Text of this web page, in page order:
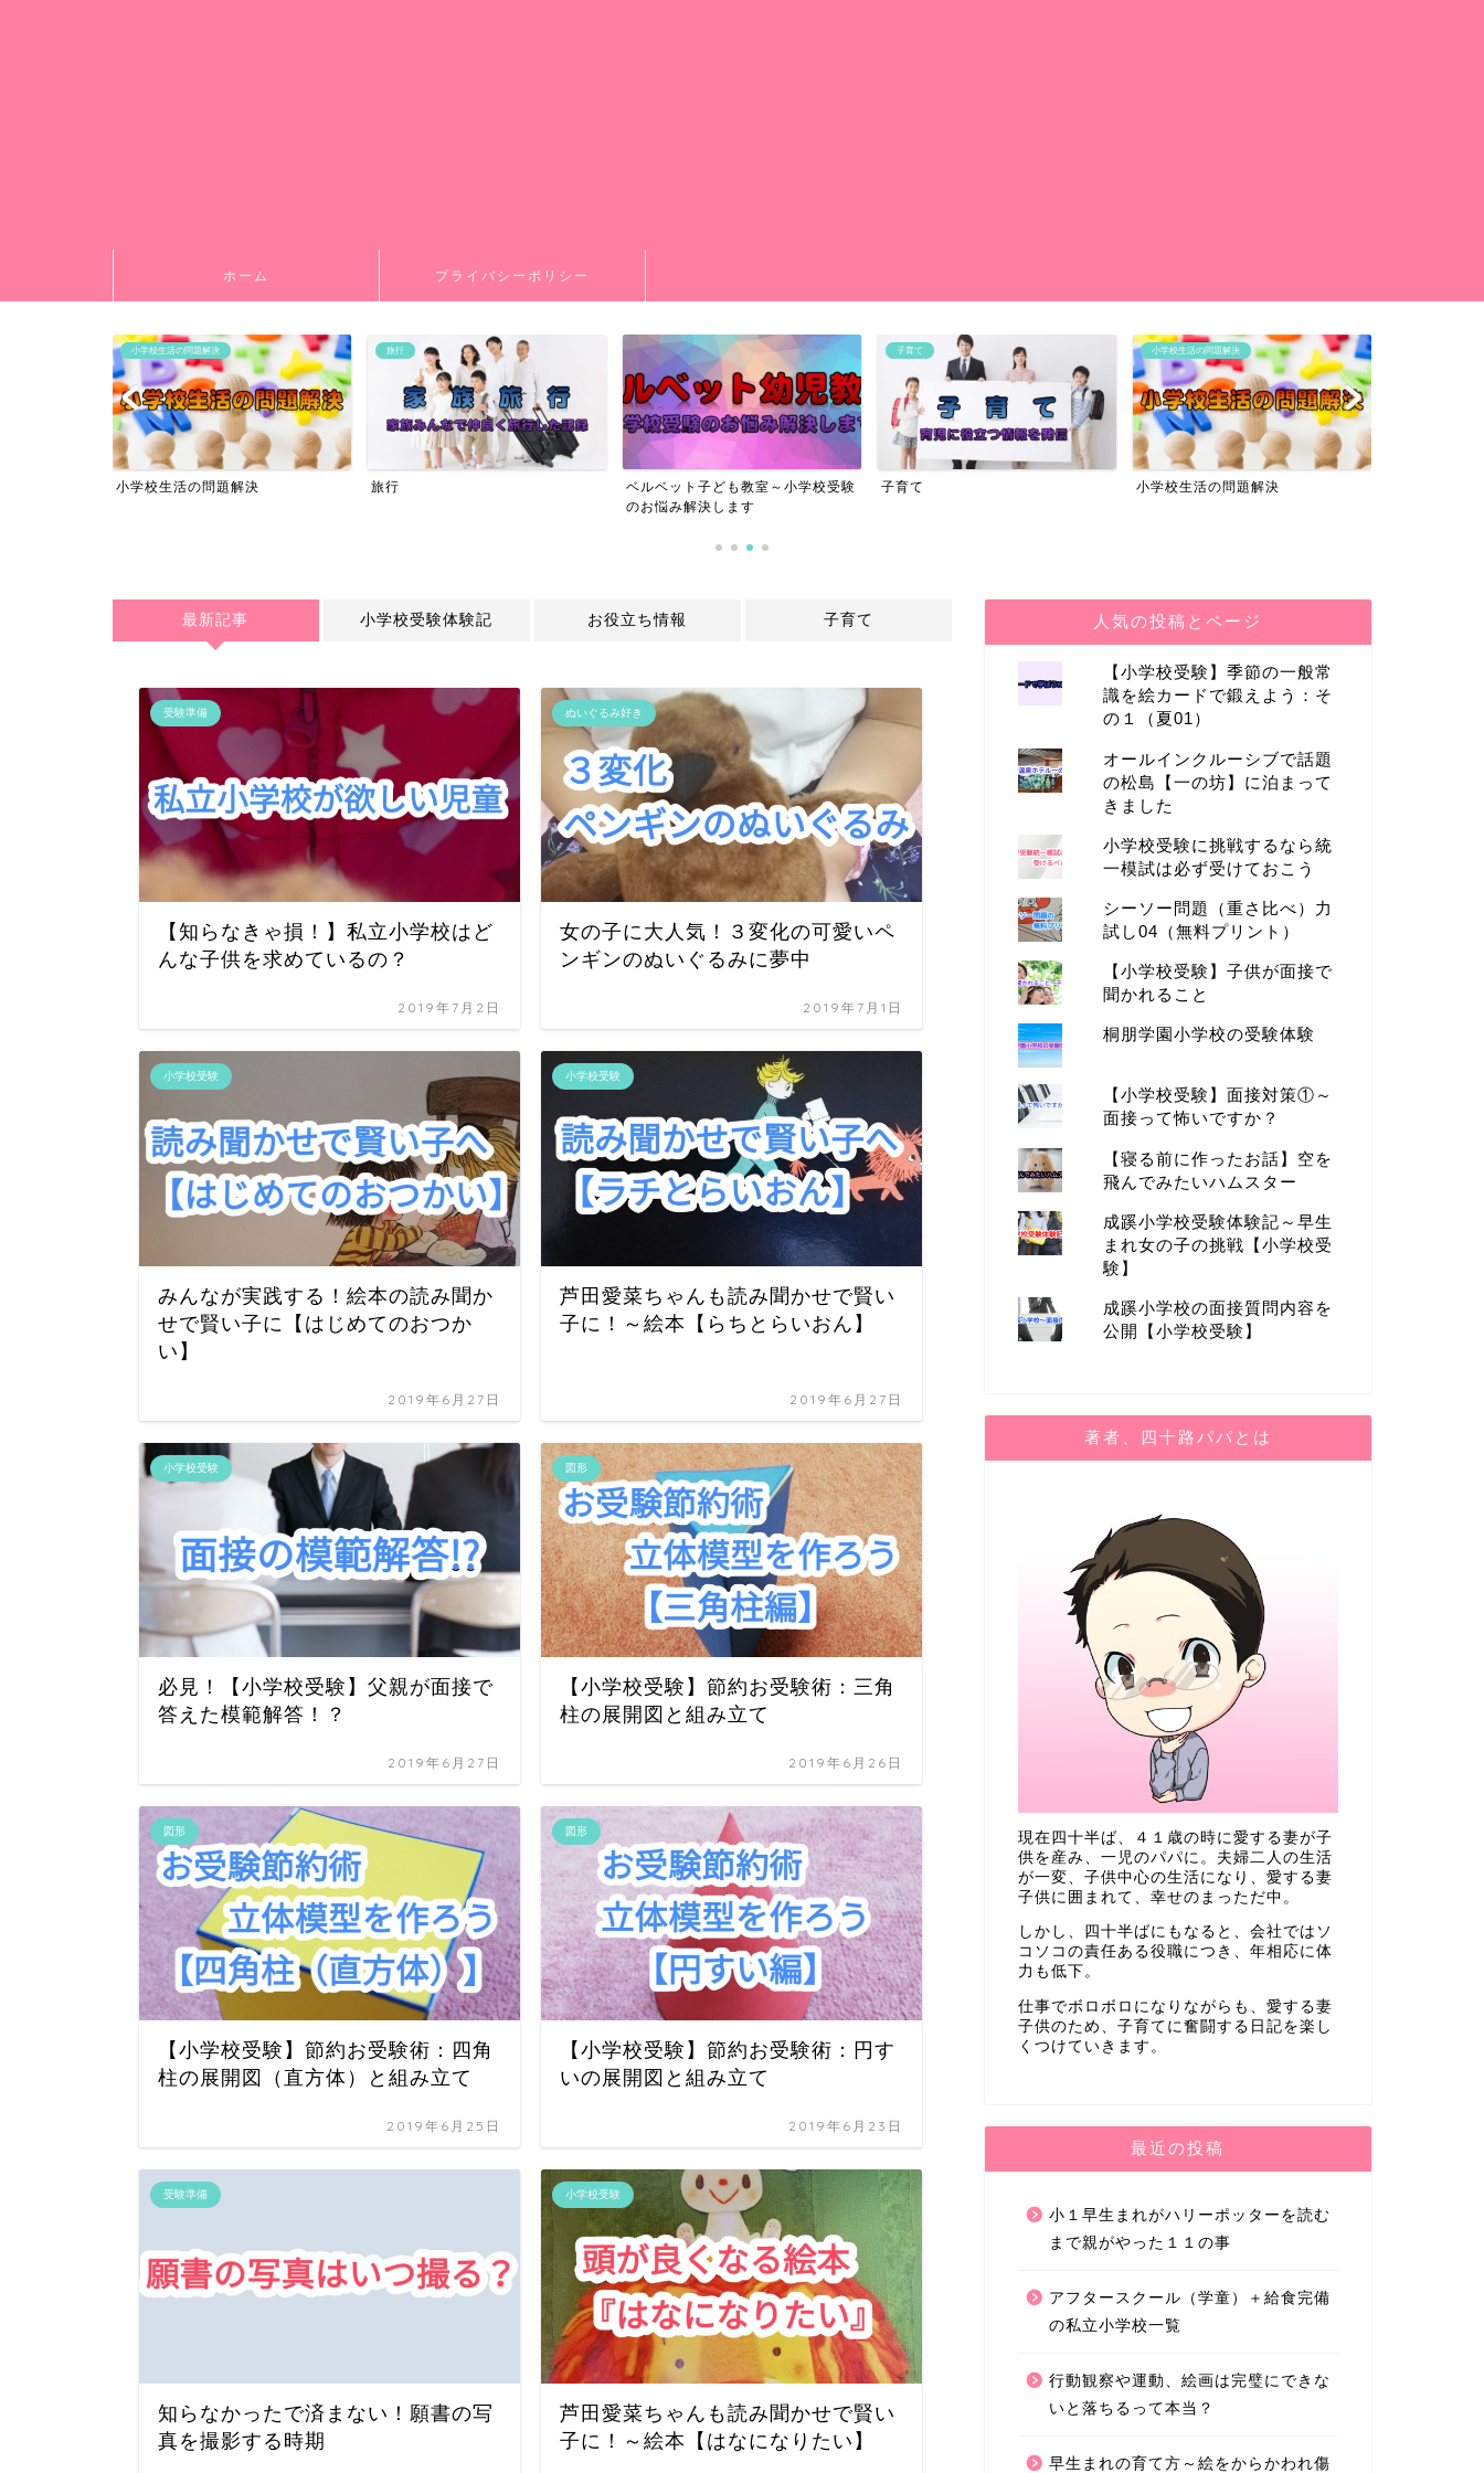
ホーム プライバシーポリシー
小学校生活の問題解決
小学校生活の問題解決
旅行
旅行
ベルベット子ども教室～小学校受験
のお悩み解決します
子育て
子育て
小学校生活の問題解決
小学校生活の問題解決
最新記事 小学校受験体験記 お役立ち情報 子育て
受験準備
【知らなきゃ損！】私立小学校はど
んな子供を求めているの？
2019年7月2日
ぬいぐるみ好き
女の子に大人気！３変化の可愛いペ
ンギンのぬいぐるみに夢中
2019年7月1日
小学校受験
みんなが実践する！絵本の読み聞か
せで賢い子に【はじめてのおつか
い】
2019年6月27日
小学校受験
芦田愛菜ちゃんも読み聞かせで賢い
子に！～絵本【らちとらいおん】
2019年6月27日
小学校受験
必見！【小学校受験】父親が面接で
答えた模範解答！？
2019年6月27日
図形
【小学校受験】節約お受験術：三角
柱の展開図と組み立て
2019年6月26日
図形
【小学校受験】節約お受験術：四角
柱の展開図（直方体）と組み立て
2019年6月25日
図形
【小学校受験】節約お受験術：円す
いの展開図と組み立て
2019年6月23日
受験準備
知らなかったで済まない！願書の写
真を撮影する時期
小学校受験
芦田愛菜ちゃんも読み聞かせで賢い
子に！～絵本【はなになりたい】
桐朋学園小学校の受験体験
【小学校受験】西武学園文理小学校
受験体験記～試験本番編
成蹊小学校受験体験記～早生まれ女
の子の挑戦【小学校受験】
人気の投稿とページ
【小学校受験】季節の一般常
識を絵カードで鍛えよう：そ
の１（夏01）
オールインクルーシブで話題
の松島【一の坊】に泊まって
きました
小学校受験に挑戦するなら統
一模試は必ず受けておこう
シーソー問題（重さ比べ）力
試し04（無料プリント）
【小学校受験】子供が面接で
聞かれること
桐朋学園小学校の受験体験
【小学校受験】面接対策①～
面接って怖いですか？
【寝る前に作ったお話】空を
飛んでみたいハムスター
成蹊小学校受験体験記～早生
まれ女の子の挑戦【小学校受
験】
成蹊小学校の面接質問内容を
公開【小学校受験】
著者、四十路パパとは
現在四十半ば、４１歳の時に愛する妻が子
供を産み、一児のパパに。夫婦二人の生活
が一変、子供中心の生活になり、愛する妻
子供に囲まれて、幸せのまっただ中。
しかし、四十半ばにもなると、会社ではソ
コソコの責任ある役職につき、年相応に体
力も低下。
仕事でボロボロになりながらも、愛する妻
子供のため、子育てに奮闘する日記を楽し
くつけていきます。
最近の投稿
小１早生まれがハリーポッターを読む
まで親がやった１１の事
アフタースクール（学童）＋給食完備
の私立小学校一覧
行動観察や運動、絵画は完璧にできな
いと落ちるって本当？
早生まれの育て方～絵をからかわれ傷